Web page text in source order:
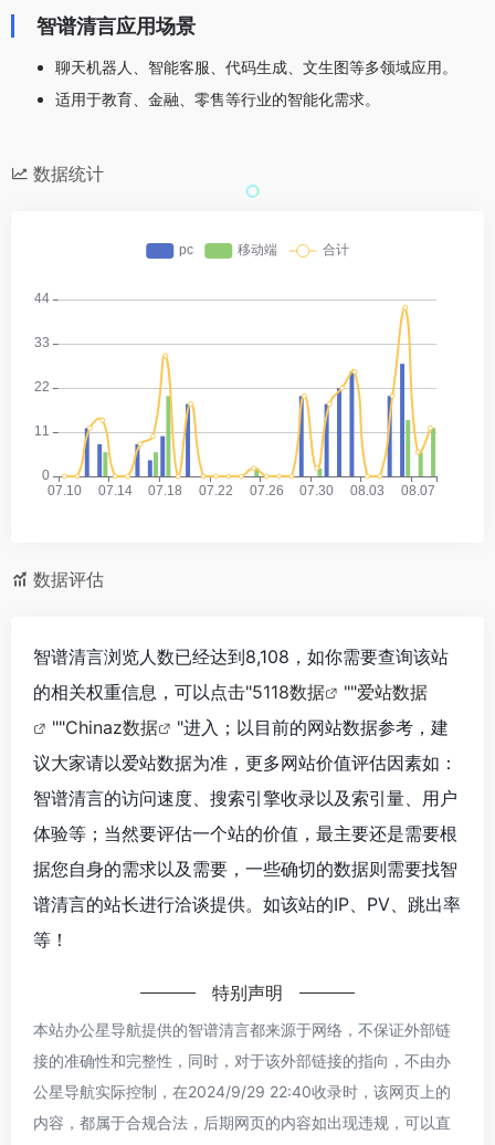
智谱清言应用场景
聊天机器人、智能客服、代码生成、文生图等多领域应用。
适用于教育、金融、零售等行业的智能化需求。
数据统计
数据评估
智谱清言浏览人数已经达到8,108，如你需要查询该站
的相关权重信息，可以点击"5118数据 ""爱站数据
""Chinaz数据
"进入；以目前的网站数据参考，建
议大家请以爱站数据为准，更多网站价值评估因素如：
智谱清言的访问速度、搜索引擎收录以及索引量、用户
体验等；当然要评估一个站的价值，最主要还是需要根
据您自身的需求以及需要，一些确切的数据则需要找智
谱清言的站长进行洽谈提供。如该站的IP、PV、跳出率
等！
特别声明
本站办公星导航提供的智谱清言都来源于网络，不保证外部链
接的准确性和完整性，同时，对于该外部链接的指向，不由办
公星导航实际控制，在2024/9/29 22:40收录时，该网页上的
内容，都属于合规合法，后期网页的内容如出现违规，可以直